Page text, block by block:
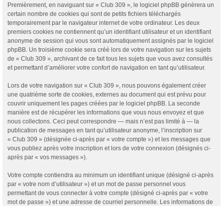
Premièrement, en naviguant sur « Club 309 », le logiciel phpBB génèrera un
certain nombre de cookies qui sont de petits fichiers téléchargés
temporairement par le navigateur internet de votre ordinateur. Les deux
premiers cookies ne contiennent qu’un identifiant utilisateur et un identifiant
anonyme de session qui vous sont automatiquement assignés par le logiciel
phpBB. Un troisième cookie sera créé lors de votre navigation sur les sujets
de « Club 309 », archivant de ce fait tous les sujets que vous avez consultés
et permettant d’améliorer votre confort de navigation en tant qu’utilisateur.
Lors de votre navigation sur « Club 309 », nous pouvons également créer
une quatrième sorte de cookies, externes au document qui est prévu pour
couvrir uniquement les pages créées par le logiciel phpBB. La seconde
manière est de récupérer les informations que vous nous envoyez et que
nous collectons. Ceci peut correspondre — mais n’est pas limité à — la
publication de messages en tant qu’utilisateur anonyme, l’inscription sur
« Club 309 » (désignée ci-après par « votre compte ») et les messages que
vous publiez après votre inscription et lors de votre connexion (désignés ci-
après par « vos messages »).
Votre compte contiendra au minimum un identifiant unique (désigné ci-après
par « votre nom d’utilisateur ») et un mot de passe personnel vous
permettant de vous connecter à votre compte (désigné ci-après par « votre
mot de passe ») et une adresse de courriel personnelle. Les informations de